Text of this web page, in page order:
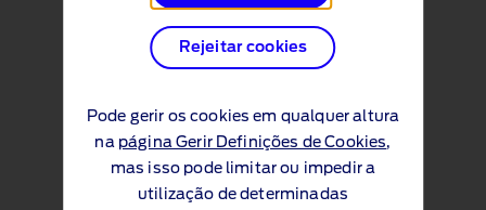
Rejeitar cookies
Pode gerir os cookies em qualquer altura
na página Gerir Definições de Cookies,
mas isso pode limitar ou impedir a
utilização de determinadas